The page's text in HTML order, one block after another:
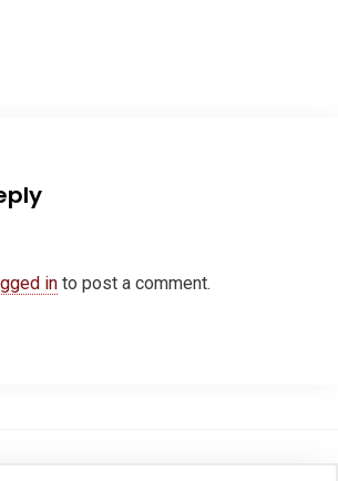
in to post a comment.